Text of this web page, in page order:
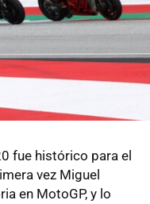
fue histórico para el
vez Miguel
en MotoGP, y lo